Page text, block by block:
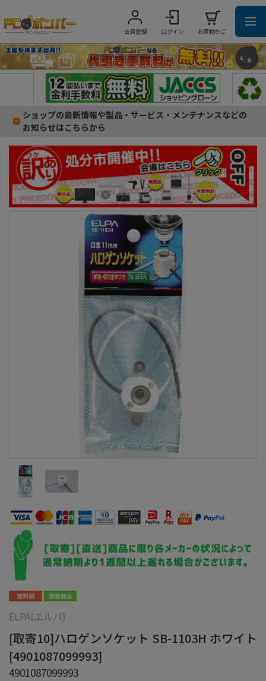
会員登録 ログイン お買物かご
ショップの最新情報や製品・サービス・メンテナンスなどの
お知らせはこちらから
ELPA(エルパ)
[取寄10]ハロゲンソケット SB-1103H ホワイト
[4901087099993]
4901087099993